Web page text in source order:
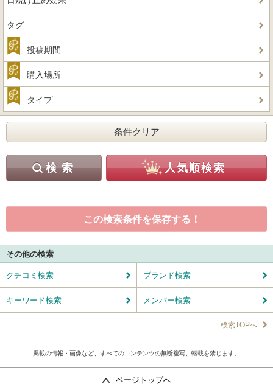
タグ
投稿期間
購入場所
タイプ
この検索条件を保存する！
その他の検索
クチコミ検索 ブランド検索
キーワード検索 メンバー検索
検索TOPへ
掲載の情報・画像など、すべてのコンテンツの無断複写、転載を禁じます。
ページトップへ